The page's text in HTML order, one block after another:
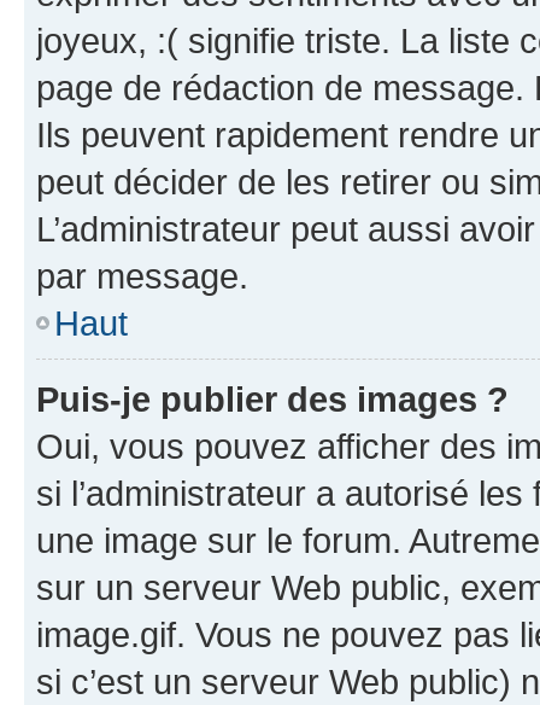
joyeux, :( signifie triste. La liste
page de rédaction de
Ils peuvent rapidement rendre
peut décider de les retirer ou
L’administrateur peut aussi
par message.
Haut
Puis-je publier des images ?
Oui, vous pouvez afficher des
si l’administrateur a autorisé
une image sur le forum.
sur un serveur Web public,
image.gif. Vous ne pouvez pas
si c’est un serveur Web public)